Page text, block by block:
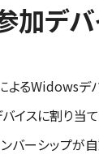
デ
るWidowsデ
イスに割り当
バーシップが